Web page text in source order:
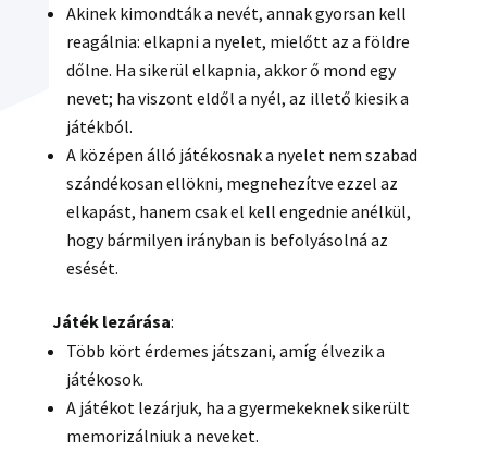
Akinek kimondták a nevét, annak gyorsan kell
reagálnia: elkapni a nyelet, mielőtt az a földre
dőlne. Ha sikerül elkapnia, akkor ő mond egy
nevet; ha viszont eldől a nyél, az illető kiesik a
játékból.
A középen álló játékosnak a nyelet nem szabad
szándékosan ellökni, megnehezítve ezzel az
elkapást, hanem csak el kell engednie anélkül,
hogy bármilyen irányban is befolyásolná az
esését.
Játék lezárása:
Több kört érdemes játszani, amíg élvezik a
játékosok.
A játékot lezárjuk, ha a gyermekeknek sikerült
memorizálniuk a neveket.